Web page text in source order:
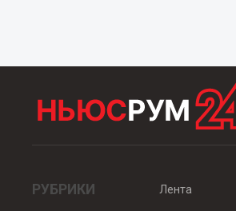
РУБРИКИ
Лента